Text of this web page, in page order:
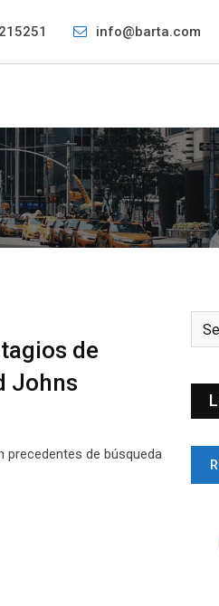
info@barta.com
de
Johns
precedentes de búsqueda